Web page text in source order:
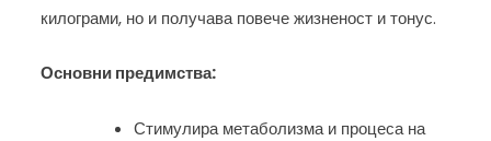
килограми, но и получава повече жизненост и тонус.
Основни предимства:
Стимулира метаболизма и процеса на